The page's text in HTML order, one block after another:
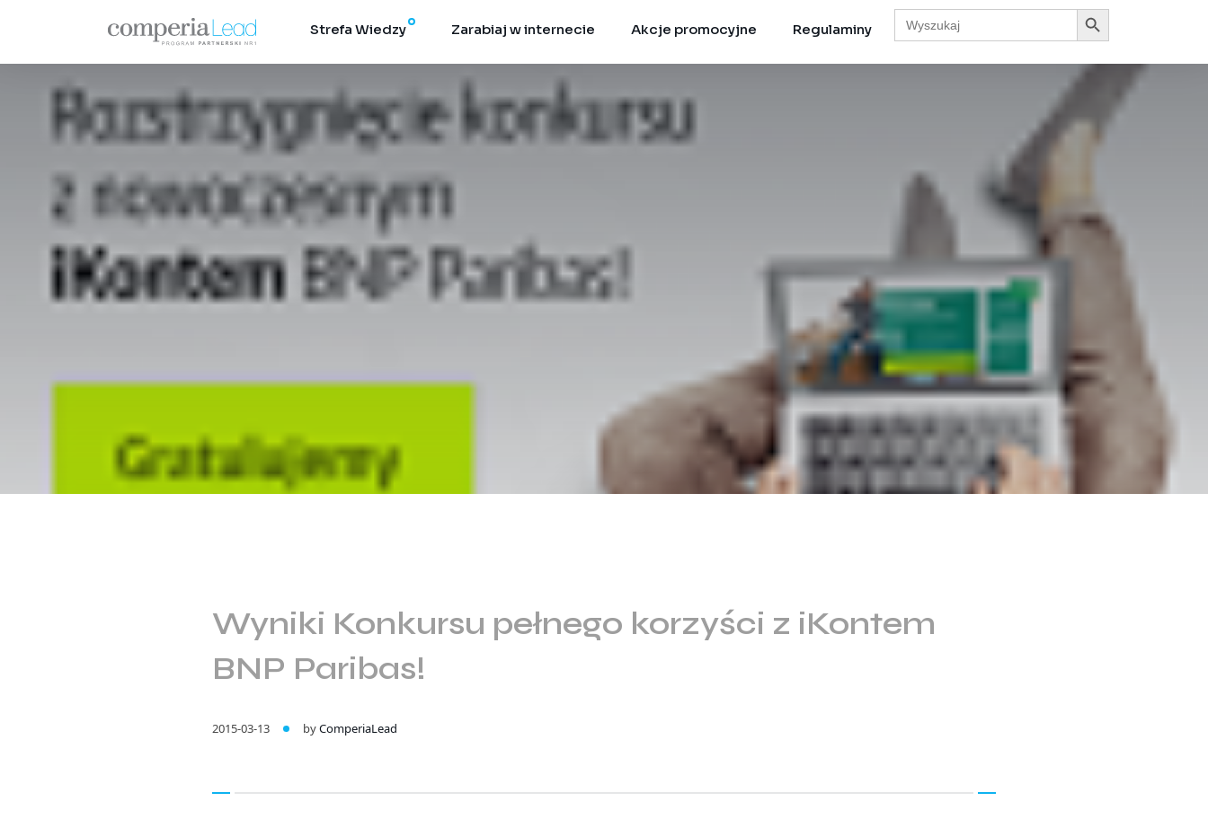
Strefa Wiedzy Zarabiaj w internecie Akcje promocyjne Regulaminy
Search
for:
Search Button
Wyniki Konkursu pełnego korzyści z iKontem
BNP Paribas!
2015-03-13 byComperiaLead